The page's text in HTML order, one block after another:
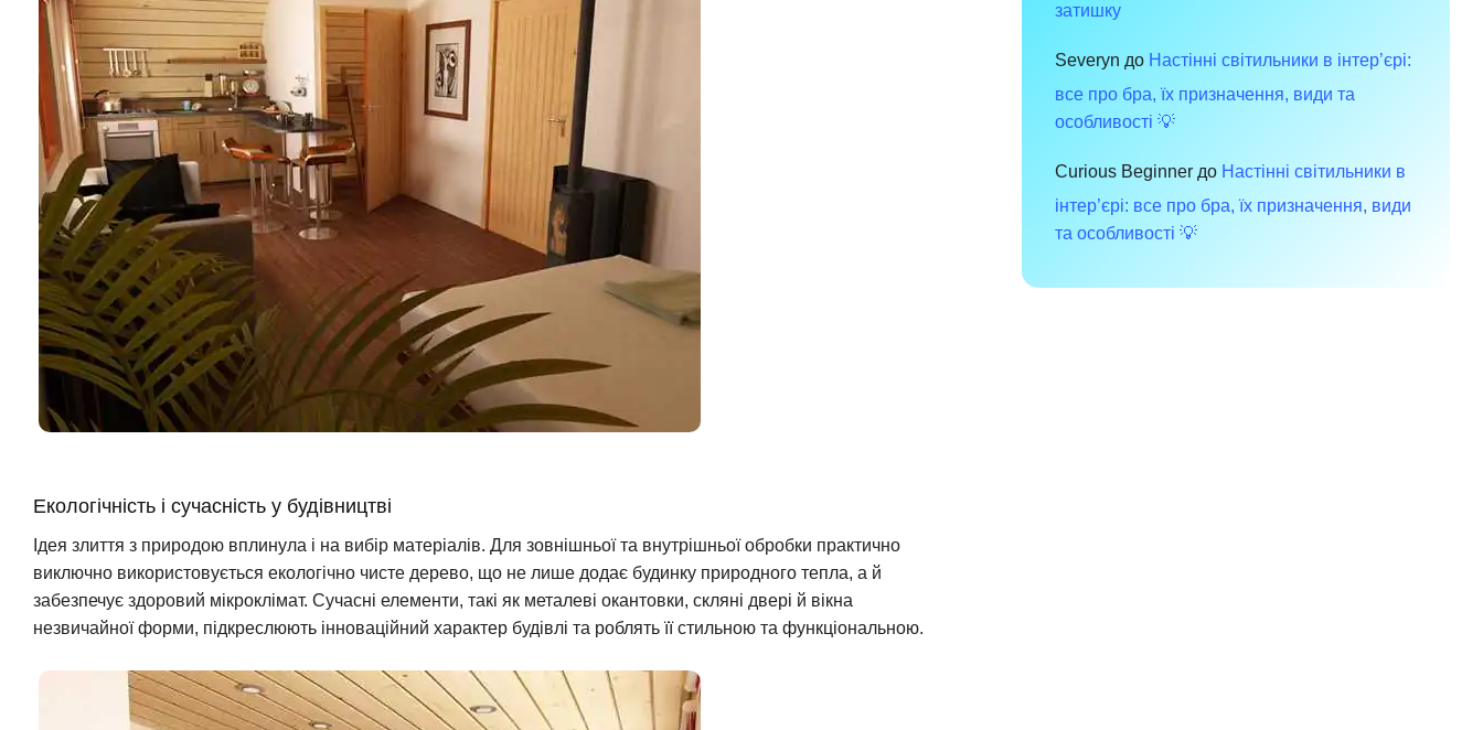
Екологічність і сучасність у будівництві
Ідея злиття з природою вплинула і на вибір матеріалів. Для зовнішньої та внутрішньої обробки практично
виключно використовується екологічно чисте дерево, що не лише додає будинку природного тепла, а й
забезпечує здоровий мікроклімат. Сучасні елементи, такі як металеві окантовки, скляні двері й вікна
незвичайної форми, підкреслюють інноваційний характер будівлі та роблять її стильною та функціональною.
затишку
Severyn до Настінні світильники в інтер’єрі:
все про бра, їх призначення, види та
особливості 💡
Curious Beginner до Настінні світильники в
інтер’єрі: все про бра, їх призначення, види
та особливості 💡